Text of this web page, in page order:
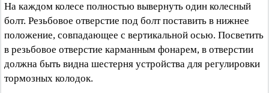
На каждом колесе полностью вывернуть один колесный
болт. Резьбовое отверстие под болт поставить в нижнее
положение, совпадающее с вертикальной осью. Посветить
в резьбовое отверстие карманным фонарем, в отверстии
должна быть видна шестерня устройства для регулировки
тормозных колодок.